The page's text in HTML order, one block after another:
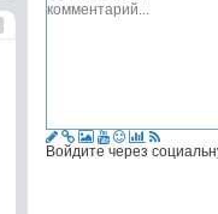
Войдите через